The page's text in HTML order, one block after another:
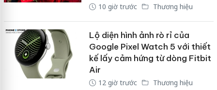
10 giờ trước Thương hiệu
Lộ diện hình ảnh rò rỉ của
Google Pixel Watch 5 với thiết
kế lấy cảm hứng từ dòng Fitbit
Air
12 giờ trước Thương hiệu